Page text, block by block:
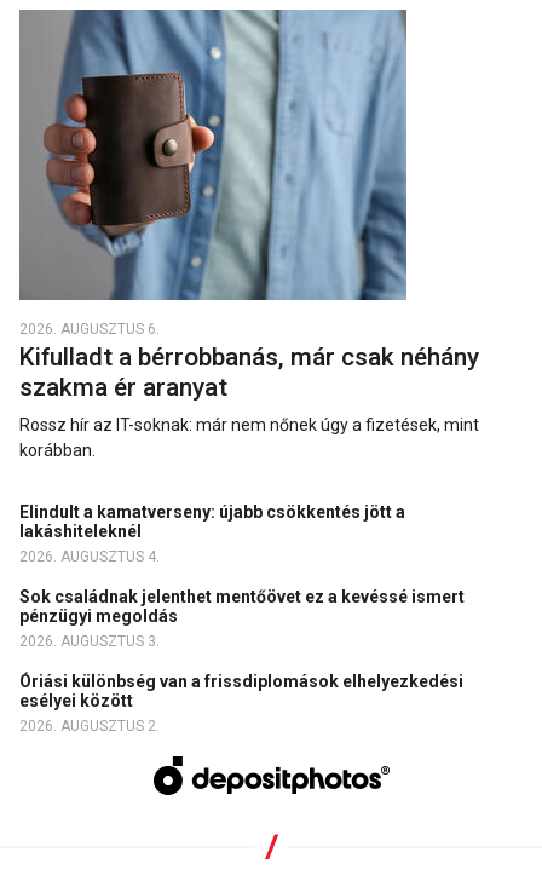
2026. AUGUSZTUS 6.
Kifulladt a bérrobbanás, már csak néhány
szakma ér aranyat
Rossz hír az IT-soknak: már nem nőnek úgy a fizetések, mint
korábban.
Elindult a kamatverseny: újabb csökkentés jött a
lakáshiteleknél
2026. AUGUSZTUS 4.
Sok családnak jelenthet mentőövet ez a kevéssé ismert
pénzügyi megoldás
2026. AUGUSZTUS 3.
Óriási különbség van a frissdiplomások elhelyezkedési
esélyei között
2026. AUGUSZTUS 2.